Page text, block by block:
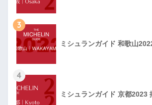
3
ミシュランガイド 和歌山
4
ミシュランガイド 京都2023